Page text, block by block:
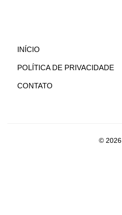
INÍCIO
POLÍTICA DE PRIVACIDADE
CONTATO
© 2026